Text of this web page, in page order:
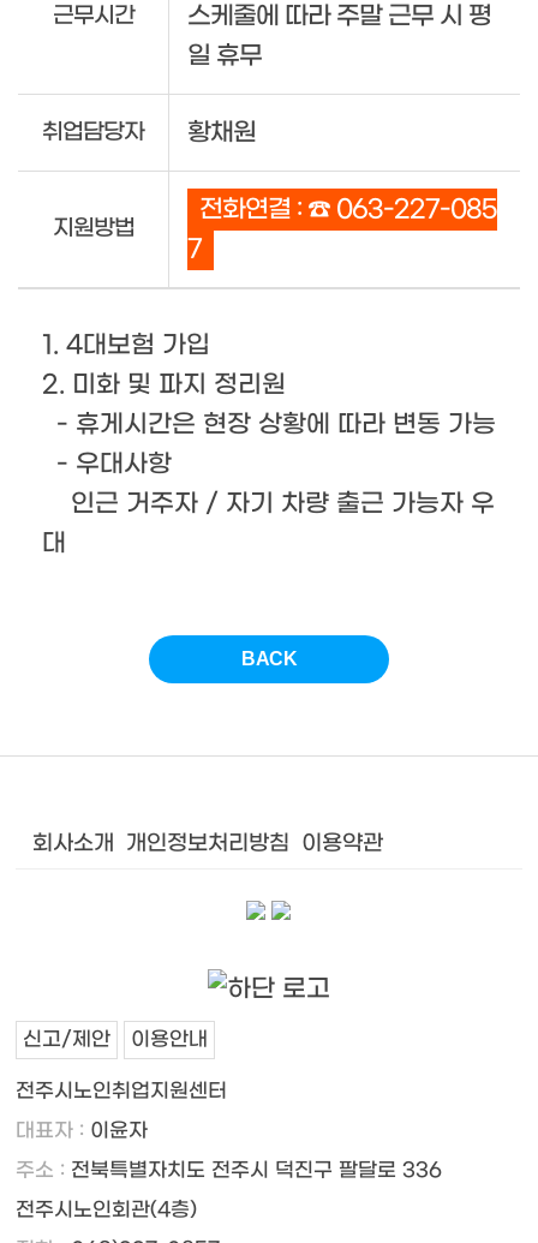
근무시간
스케줄에 따라 주말 근무 시 평
일 휴무
취업담당자 황채원
지원방법
전화연결 : ☎ 063-227-085
7
1. 4대보험 가입
2. 미화 및 파지 정리원
- 휴게시간은 현장 상황에 따라 변동 가능
- 우대사항
인근 거주자 / 자기 차량 출근 가능자 우
대
회사소개 개인정보처리방침 이용약관
신고/제안 이용안내
전주시노인취업지원센터
대표자 : 이윤자
주소 : 전북특별자치도 전주시 덕진구 팔달로 336
전주시노인회관(4층)